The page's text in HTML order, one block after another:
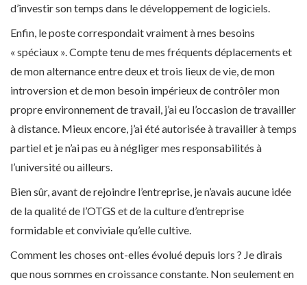
d’investir son temps dans le développement de logiciels.
Enfin, le poste correspondait vraiment à mes besoins
« spéciaux ». Compte tenu de mes fréquents déplacements et
de mon alternance entre deux et trois lieux de vie, de mon
introversion et de mon besoin impérieux de contrôler mon
propre environnement de travail, j’ai eu l’occasion de travailler
à distance. Mieux encore, j’ai été autorisée à travailler à temps
partiel et je n’ai pas eu à négliger mes responsabilités à
l’université ou ailleurs.
Bien sûr, avant de rejoindre l’entreprise, je n’avais aucune idée
de la qualité de l’OTGS et de la culture d’entreprise
formidable et conviviale qu’elle cultive.
Comment les choses ont-elles évolué depuis lors ? Je dirais
que nous sommes en croissance constante. Non seulement en